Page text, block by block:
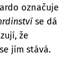
označuje
se dá
že
jím stává.